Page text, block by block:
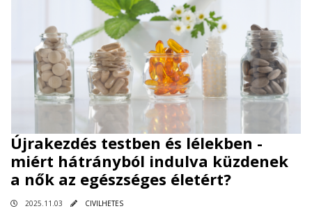
Újrakezdés testben és lélekben -
miért hátrányból indulva küzdenek
a nők az egészséges életért?
2025.11.03 CIVILHETES